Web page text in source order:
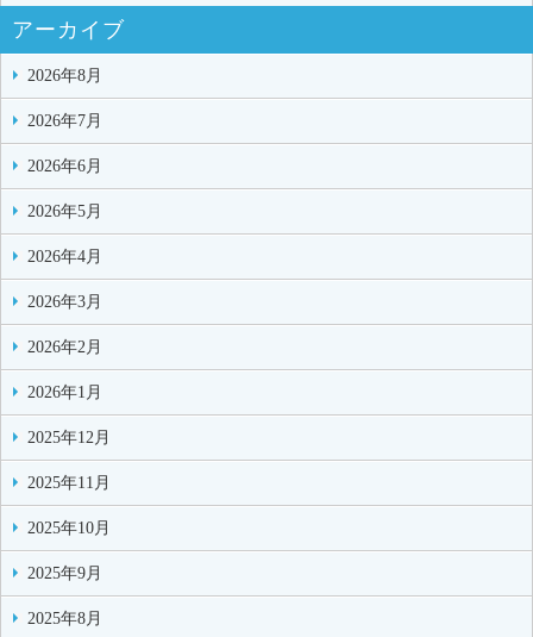
アーカイブ
2026年8月
2026年7月
2026年6月
2026年5月
2026年4月
2026年3月
2026年2月
2026年1月
2025年12月
2025年11月
2025年10月
2025年9月
2025年8月